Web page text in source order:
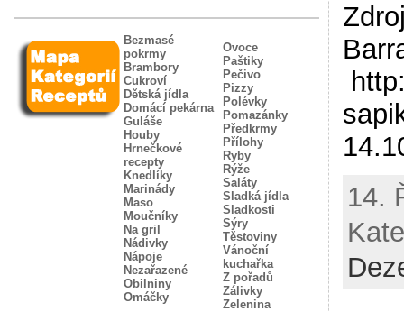
Bezmasé
pokrmy
Brambory
Cukroví
Dětská jídla
Domácí pekárna
Guláše
Houby
Hrnečkové
recepty
Knedlíky
Marinády
Maso
Moučníky
Na gril
Nádivky
Nápoje
Nezařazené
Obilniny
Omáčky
Ovoce
Paštiky
Pečivo
Pizzy
Polévky
Pomazánky
Předkrmy
Přílohy
Ryby
Rýže
Saláty
Sladká jídla
Sladkosti
Sýry
Těstoviny
Vánoční
kuchařka
Z pořadů
Zálivky
Zelenina
14.